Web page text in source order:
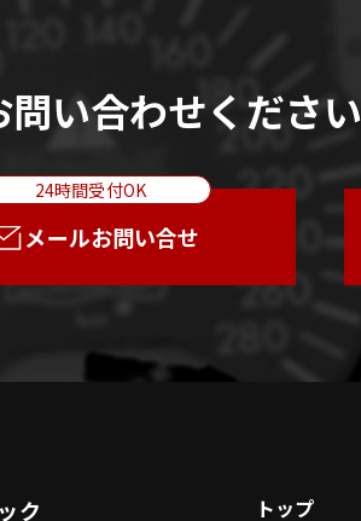
い合わせくださ
24時間受付OK
メールお問い合せ
ク トップ